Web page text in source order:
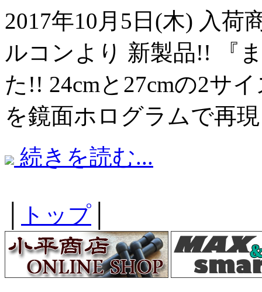
2017年10月5日(木) 入荷
ルコンより 新製品!! 『
た!! 24cmと27cmの2サ
を鏡面ホログラムで再
続きを読む...
トップ